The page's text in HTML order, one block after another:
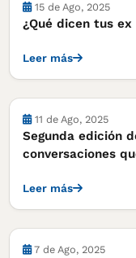
15 de Ago, 2025
¿Qué dicen tus ex
Leer más
11 de Ago, 2025
Segunda edición
conversaciones
Leer más
7 de Ago, 2025